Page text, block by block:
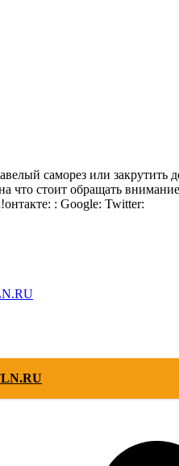
саморез или
что стоит обращать
: Google: Twitter: